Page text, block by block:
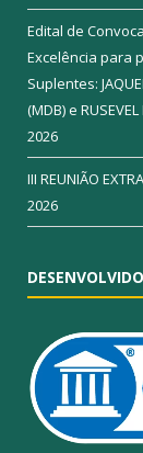
Edital de
Excelência para
Suplentes:
(MDB) e
2026
III REUNIÃO
2026